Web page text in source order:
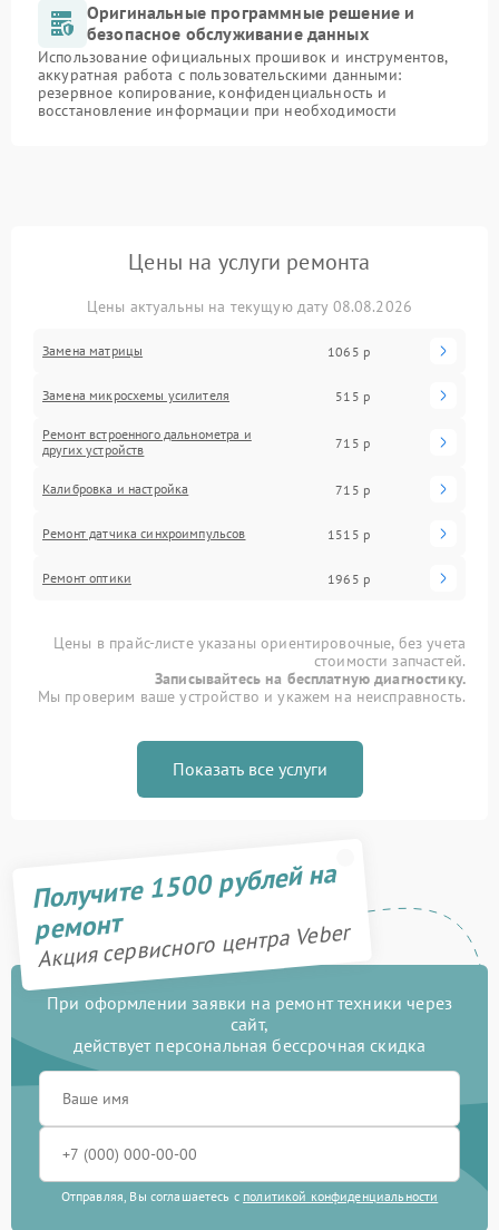
Оригинальные программные решение и
безопасное обслуживание данных
Использование официальных прошивок и инструментов,
аккуратная работа с пользовательскими данными:
резервное копирование, конфиденциальность и
восстановление информации при необходимости
Цены на услуги ремонта
Цены актуальны на текущую дату 08.08.2026
Замена матрицы 1065 р
Замена микросхемы усилителя 515 р
Ремонт встроенного дальнометра и
других устройств
715 р
Калибровка и настройка 715 р
Ремонт датчика синхроимпульсов 1515 р
Ремонт оптики 1965 р
Цены в прайс-листе указаны ориентировочные, без учета
стоимости запчастей.
Записывайтесь на бесплатную диагностику.
Мы проверим ваше устройство и укажем на неисправность.
Показать все услуги
Получите 1500 рублей на
ремонт
Акция сервисного центра Veber
При оформлении заявки на ремонт техники через
сайт,
действует персональная бессрочная скидка
Отправляя, Вы соглашаетесь с политикой конфиденциальности